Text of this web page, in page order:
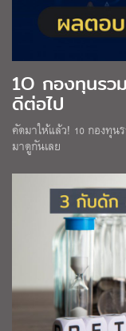
1O กองทุนร
ดีต่อไป
คัดมาให้แล้ว! 10 กองทุ
มาดูกันเลย